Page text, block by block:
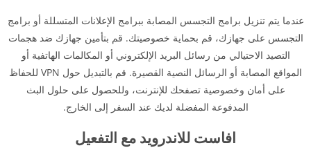
عندما يتم تنزيل برامج التجسس المصابة ببرامج الإعلانات المتسللة أو برامج
التجسس على جهازك، قم بحماية خصوصيتك. قم بتأمين جهازك ضد هجمات
التصيد الاحتيالي من رسائل البريد الإلكتروني أو المكالمات الهاتفية أو
المواقع المصابة أو الرسائل النصية القصيرة. قم بالتبديل حول VPN للحفاظ
على أمان وخصوصية تصفحك للإنترنت، وللحصول على حلول البث
المدفوعة المفضلة لديك عند السفر إلى الخارج.
افاست للاندرويد مع التفعيل